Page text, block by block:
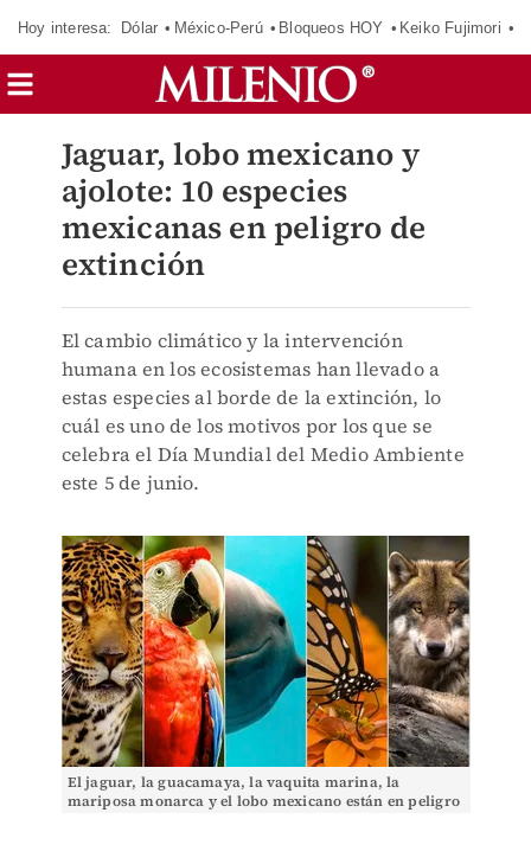
Hoy interesa: Dólar México-Perú Bloqueos HOY Keiko Fujimori
Jaguar, lobo mexicano y
ajolote: 10 especies
mexicanas en peligro de
extinción
El cambio climático y la intervención
humana en los ecosistemas han llevado a
estas especies al borde de la extinción, lo
cuál es uno de los motivos por los que se
celebra el Día Mundial del Medio Ambiente
este 5 de junio.
El jaguar, la guacamaya, la vaquita marina, la
mariposa monarca y el lobo mexicano están en peligro